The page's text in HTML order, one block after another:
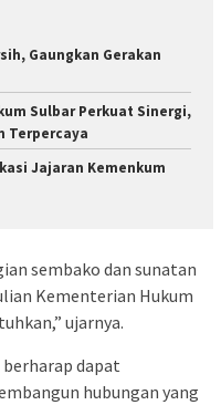
Gaungkan Gerakan
Sulbar Perkuat Sinergi,
Terpercaya
Jajaran Kemenkum
sembako dan sunatan
Kementerian Hukum
ujarnya.
dapat
hubungan yang